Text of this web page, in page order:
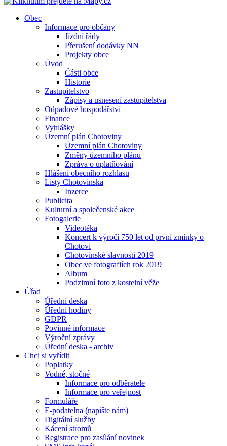
Obec
Informace pro občany
Jízdní řády
Přerušení dodávky NN
Projekty obce
Úvod
Části obce
Historie
Zastupitelstvo
Zápisy a usnesení zastupitelstva
Odpadové hospodářství
Finance
Vyhlášky
Územní plán Chotoviny
Územní plán Chotoviny
Změny územního plánu
Zpráva o uplatňování
Hlášení obecního rozhlasu
Listy Chotovinska
Inzerce
Publicita
Kulturní a společenské akce
Fotogalerie
Videotéka
Koncert k výročí 750 let od první zmínky o
Chotovi
Chotovinské slavnosti 2019
Obec ve fotografiích rok 2019
Album
Podzimní foto z kostelní věže
Úřad
Úřední deska
Úřední hodiny
GDPR
Povinné informace
Výroční zprávy
Úřední deska - archiv
Chci si vyřídit
Poplatky
Vodné, stočné
Informace pro odběratele
Informace pro veřejnost
Formuláře
E-podatelna (napište nám)
Digitální služby
Kácení stromů
Registrace pro zasílání novinek